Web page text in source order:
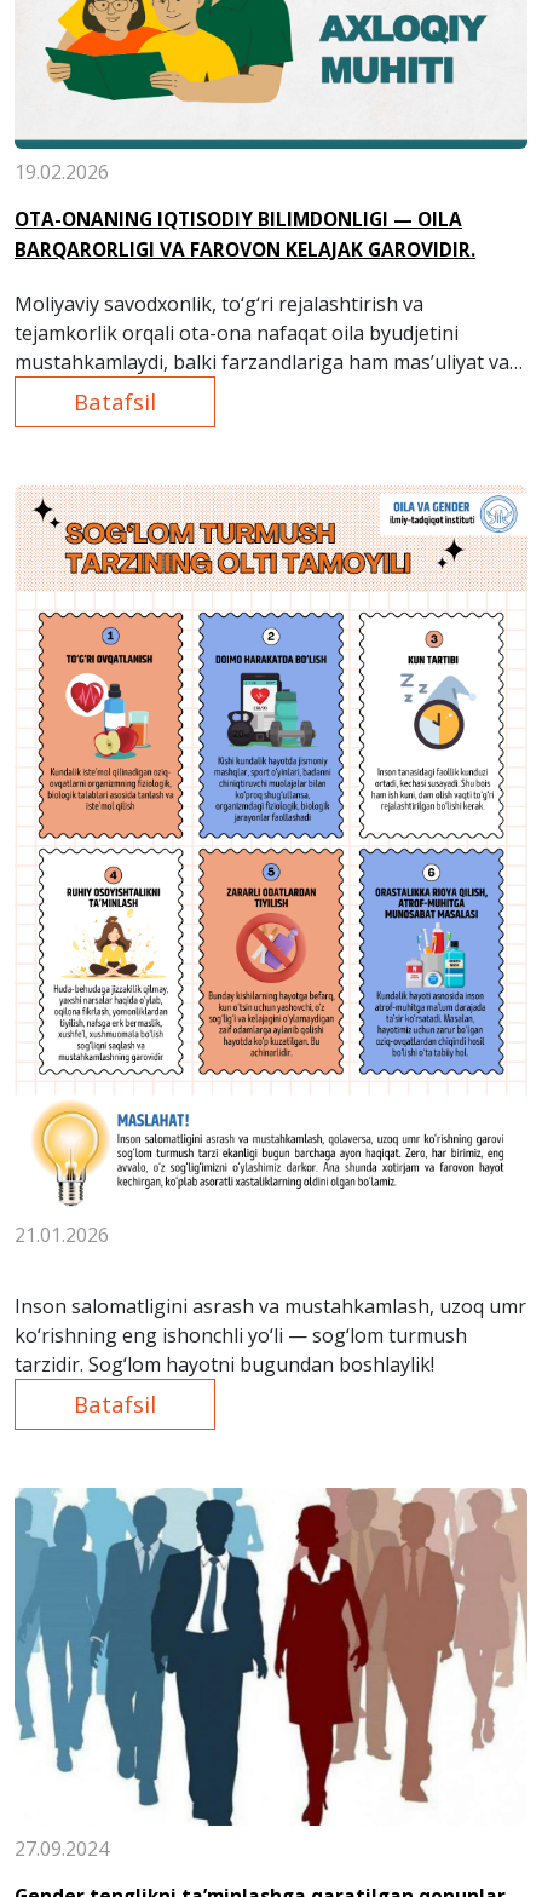
19.02.2026
OTA-ONANING IQTISODIY BILIMDONLIGI — OILA
BARQARORLIGI VA FAROVON KELAJAK GAROVIDIR.
Moliyaviy savodxonlik, to‘g‘ri rejalashtirish va
tejamkorlik orqali ota-ona nafaqat oila byudjetini
mustahkamlaydi, balki farzandlariga ham mas’uliyat va
ongli sarflash madaniyatini o‘rgatadi.
Batafsil
21.01.2026
Inson salomatligini asrash va mustahkamlash, uzoq umr
ko‘rishning eng ishonchli yo‘li — sog‘lom turmush
tarzidir. Sog‘lom hayotni bugundan boshlaylik!
Batafsil
27.09.2024